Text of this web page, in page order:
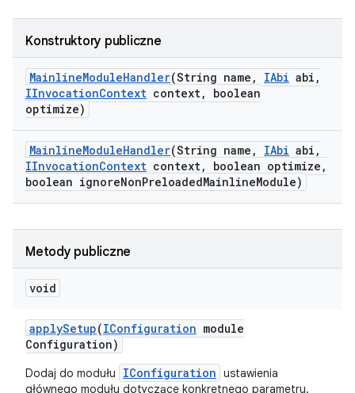
Konstruktory publiczne
MainlineModuleHandler(String name , IAbi abi ,
IInvocationContext context,
boolean
optimize)
MainlineModuleHandler(String name , IAbi abi ,
IInvocationContext context, boolean optimize ,
boolean ignoreNonPreloadedMainlineModule)
Metody publiczne
void
applySetup(IConfiguration module
Configuration)
Dodaj do modułu IConfiguration ustawienia
głównego modułu dotyczące konkretnego parametru.